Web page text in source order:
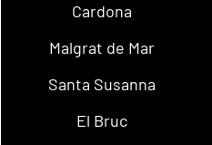
Cardona
Malgrat de Mar
Santa Susanna
El Bruc